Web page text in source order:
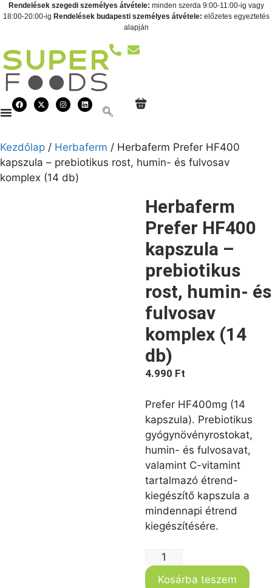
Rendelések szegedi személyes átvétele: minden szerda 9:00-11:00-ig vagy
18:00-20:00-ig Rendelések budapesti személyes átvétele: előzetes egyeztetés
alapján
Kezdőlap / Herbaferm / Herbaferm Prefer HF400
kapszula – prebiotikus rost, humin- és fulvosav
komplex (14 db)
Herbaferm
Prefer HF400
kapszula –
prebiotikus
rost, humin- és
fulvosav
komplex (14
db)
4.990 Ft
Prefer HF400mg (14
kapszula). Prebiotikus
gyógynövényrostokat,
humin- és fulvosavat,
valamint C-vitamint
tartalmazó étrend-
kiegészítő kapszula a
mindennapi étrend
kiegészítésére.
Kosárba teszem